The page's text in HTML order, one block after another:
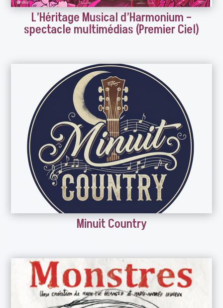
L’Héritage Musical d’Harmonium –
spectacle multimédias (Premier Ciel)
Minuit Country